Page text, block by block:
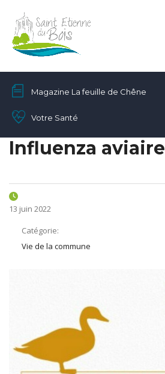
Magazine La feuille de Chêne
Votre Santé
Influenza aviaire
13 juin 2022
Catégorie:
Vie de la commune